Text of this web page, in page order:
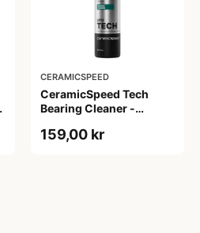
CERAMICSPEED
CeramicSpeed Tech
Bearing Cleaner -
159,00 kr